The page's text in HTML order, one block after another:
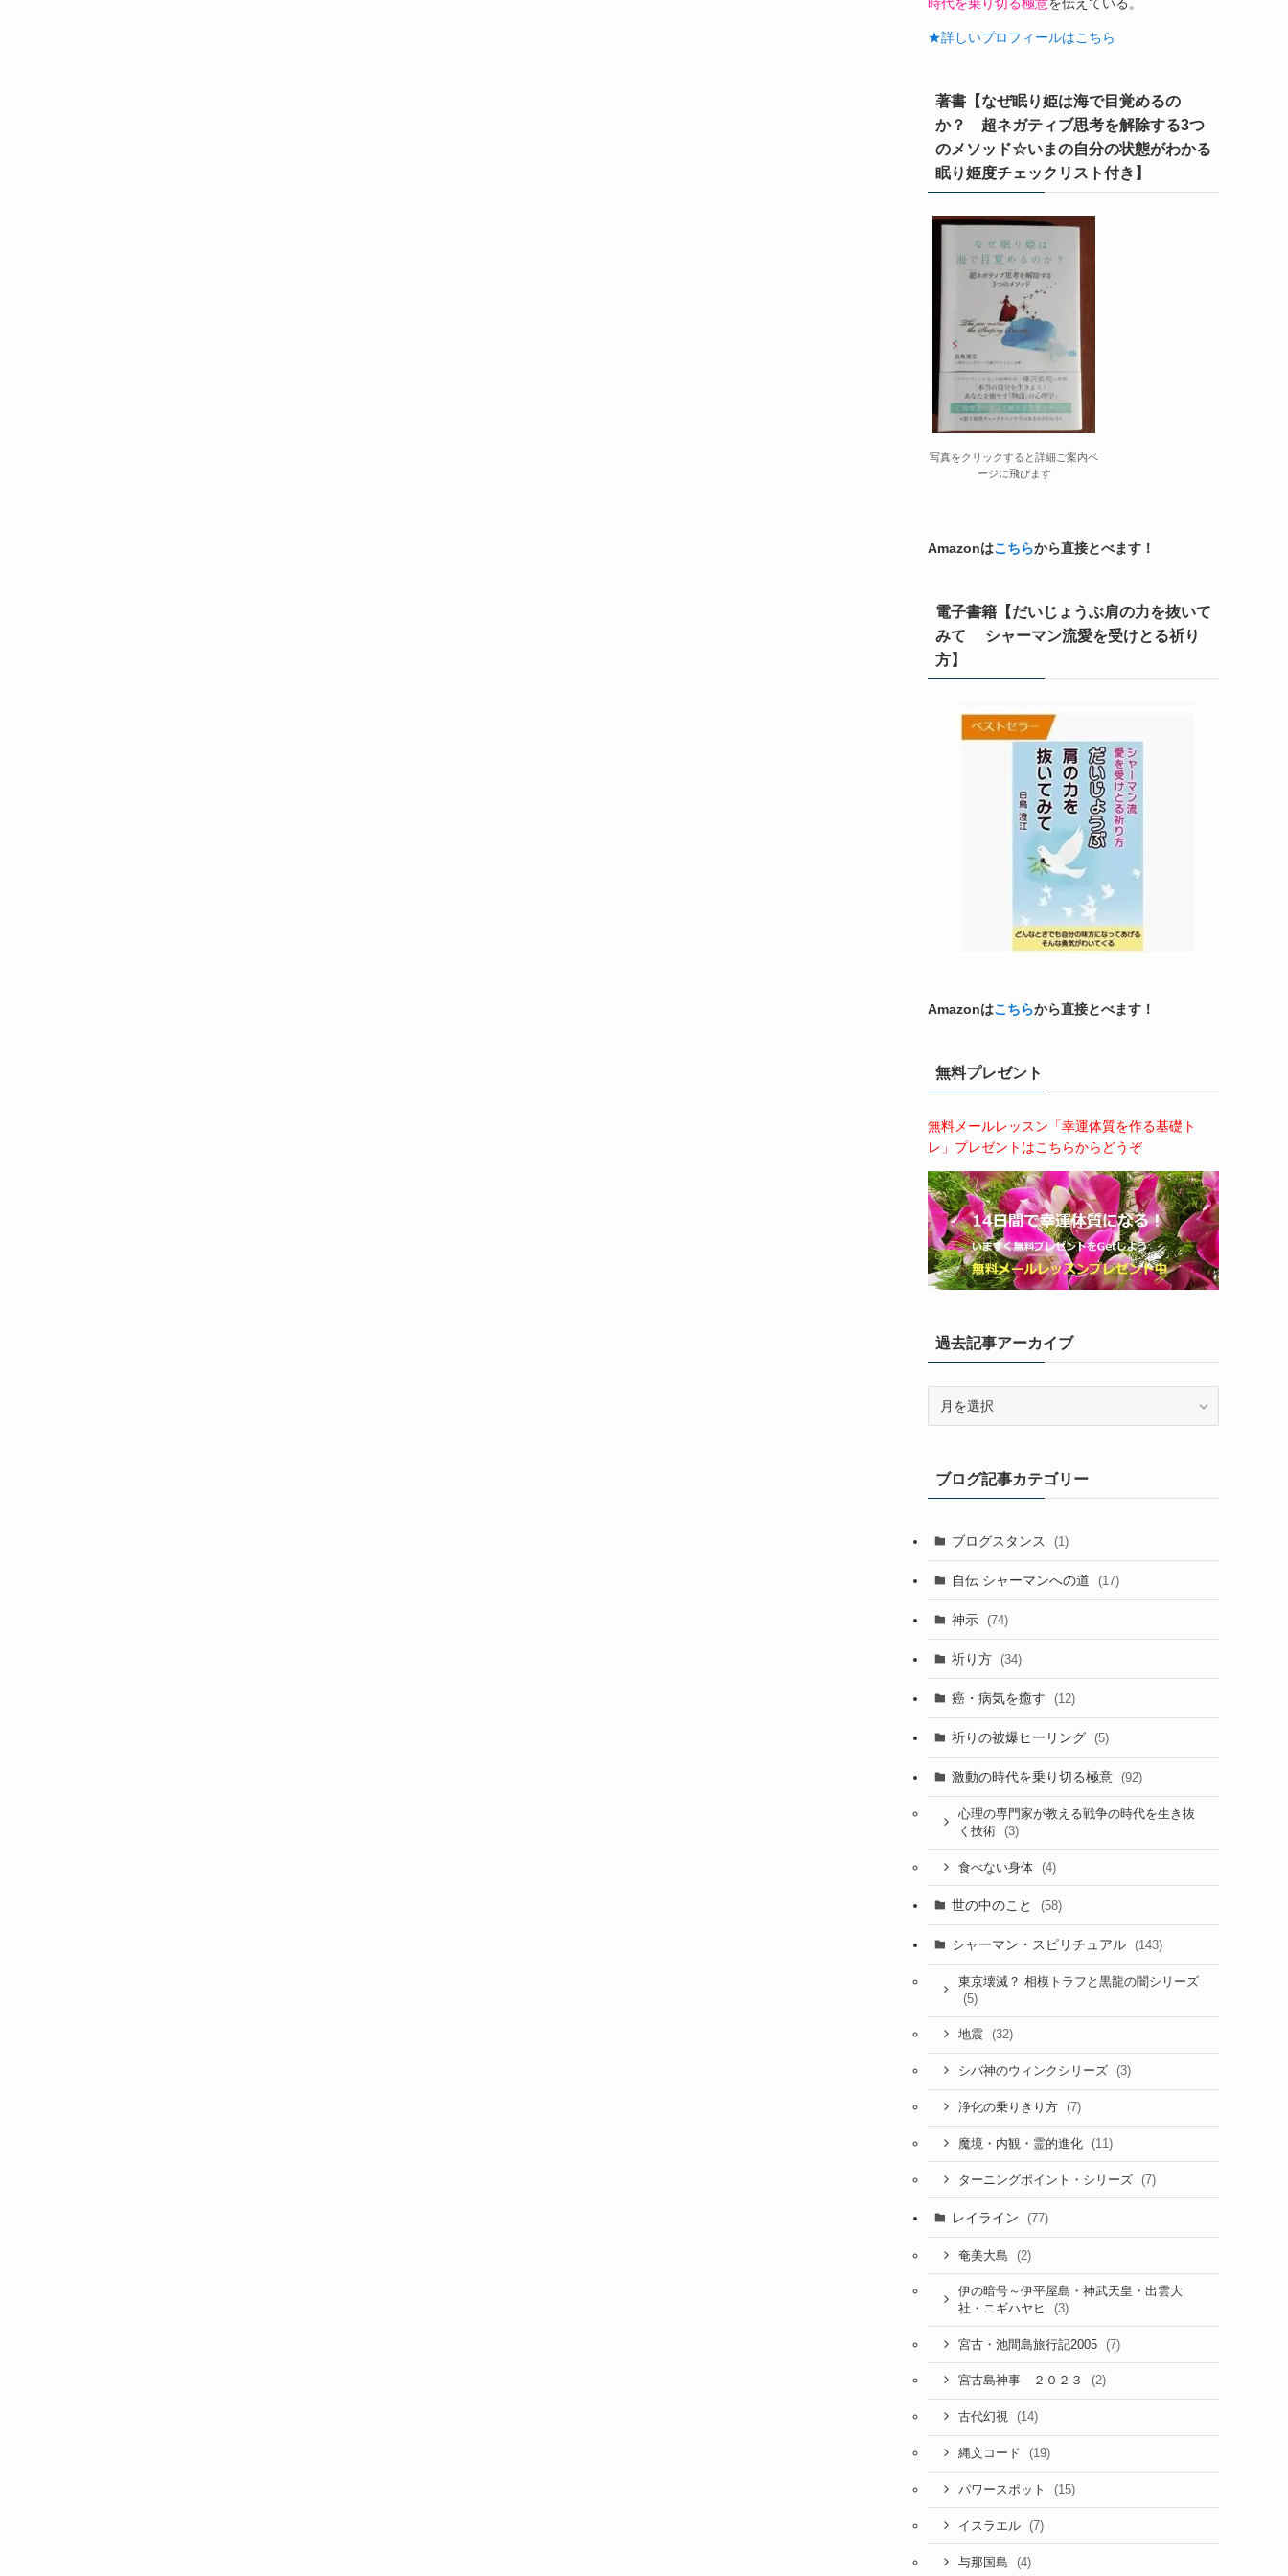
★詳しいプロフィールはこちら
著書【なぜ眠り姫は海で目覚めるの
か？ 超ネガティブ思考を解除する3つ
のメソッド☆いまの自分の状態がわかる
眠り姫度チェックリスト付き】
写真をクリックすると詳細ご案内ペ
ージに飛びます
Amazonはこちらから直接とべます！
電子書籍【だいじょうぶ肩の力を抜いて
みて シャーマン流愛を受けとる祈り
方】
Amazonはこちらから直接とべます！
無料プレゼント
無料メールレッスン「幸運体質を作る基礎ト
レ」プレゼントはこちらからどうぞ
過去記事アーカイブ
ア
ー
イ
ブ
ブログ記事カテゴリー
ブログスタンス (1)
自伝 シャーマンへの道 (17)
神示 (74)
祈り方 (34)
癌・病気を癒す (12)
祈りの被爆ヒーリング (5)
激動の時代を乗り切る極意 (92)
心理の専門家が教える戦争の時代を生き抜
く技術
(3)
食べない身体 (4)
世の中のこと (58)
シャーマン・スピリチュアル (143)
東京壊滅？ 相模トラフと黒龍の闇シリーズ
(5)
地震 (32)
シバ神のウィンクシリーズ (3)
浄化の乗りきり方 (7)
魔境・内観・霊的進化 (11)
ターニングポイント・シリーズ (7)
レイライン (77)
奄美大島 (2)
伊の暗号～伊平屋島・神武天皇・出雲大
社・ニギハヤヒ
(3)
宮古・池間島旅行記2005 (7)
宮古島神事 ２０２３ (2)
古代幻視 (14)
縄文コード (19)
パワースポット (15)
イスラエル (7)
与那国島 (4)